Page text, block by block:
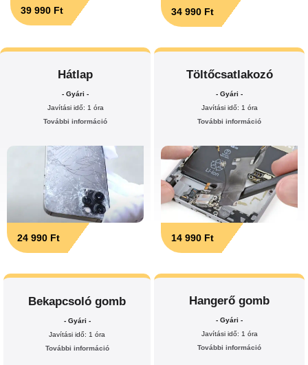
39 990 Ft 34 990 Ft
Hátlap
- Gyári -
Javítási idő: 1 óra
További információ
24 990 Ft
Töltőcsatlakozó
- Gyári -
Javítási idő: 1 óra
További információ
14 990 Ft
Bekapcsoló gomb
- Gyári -
Javítási idő: 1 óra
További információ
Hangerő gomb
- Gyári -
Javítási idő: 1 óra
További információ